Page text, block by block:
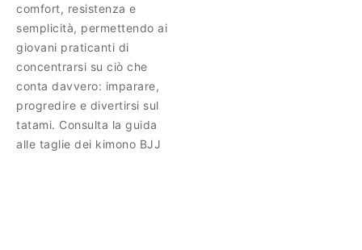
comfort, resistenza e
semplicità, permettendo ai
giovani praticanti di
concentrarsi su ciò che
conta davvero: imparare,
progredire e divertirsi sul
tatami. Consulta la guida
alle taglie dei kimono BJJ